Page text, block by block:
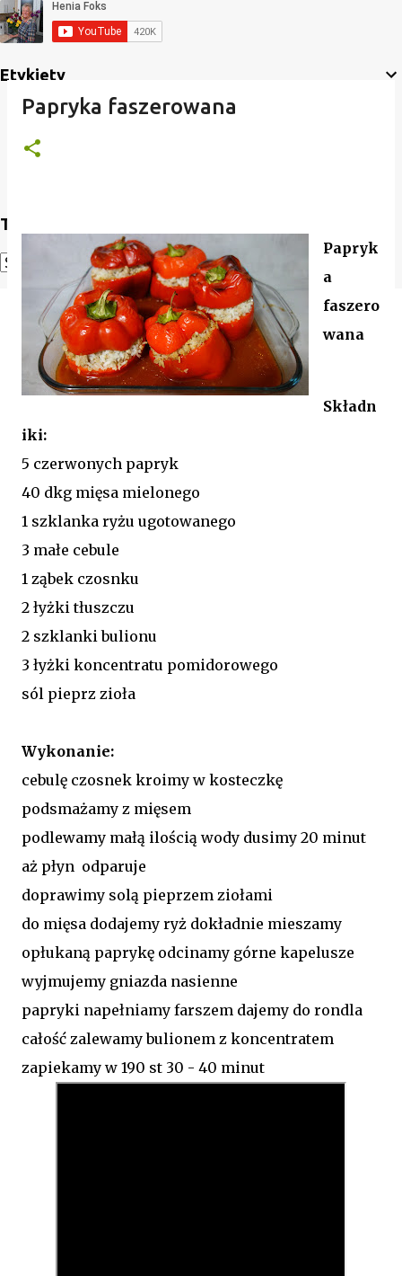
Etykiety
Translate
Powered by Translate
Papryka faszerowana
Papryk
a
faszero
wana
Składn
iki:
5 czerwonych papryk
40 dkg mięsa mielonego
1 szklanka ryżu ugotowanego
3 małe cebule
1 ząbek czosnku
2 łyżki tłuszczu
2 szklanki bulionu
3 łyżki koncentratu pomidorowego
sól pieprz zioła
Wykonanie:
cebulę czosnek kroimy w kosteczkę
podsmażamy z mięsem
podlewamy małą ilością wody dusimy 20 minut
aż płyn odparuje
doprawimy solą pieprzem ziołami
do mięsa dodajemy ryż dokładnie mieszamy
opłukaną paprykę odcinamy górne kapelusze
wyjmujemy gniazda nasienne
papryki napełniamy farszem dajemy do rondla
całość zalewamy bulionem z koncentratem
zapiekamy w 190 st 30 - 40 minut